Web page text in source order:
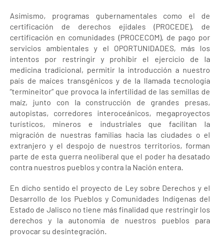
Asimismo, programas gubernamentales como el de
certificación de derechos ejidales (PROCEDE), de
certificación en comunidades (PROCECOM), de pago por
servicios ambientales y el OPORTUNIDADES, más los
intentos por restringir y prohibir el ejercicio de la
medicina tradicional, permitir la introducción a nuestro
país de maíces transgénicos y de la llamada tecnología
“termineitor” que provoca la infertilidad de las semillas de
maíz, junto con la construcción de grandes presas,
autopistas, corredores interoceánicos, megaproyectos
turísticos, mineros e industriales que facilitan la
migración de nuestras familias hacia las ciudades o el
extranjero y el despojo de nuestros territorios, forman
parte de esta guerra neoliberal que el poder ha desatado
contra nuestros pueblos y contra la Nación entera.
En dicho sentido el proyecto de Ley sobre Derechos y el
Desarrollo de los Pueblos y Comunidades Indígenas del
Estado de Jalisco no tiene más finalidad que restringir los
derechos y la autonomía de nuestros pueblos para
provocar su desintegración.